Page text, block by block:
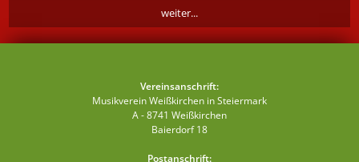
Vereinsanschrift:
Musikverein Weißkirchen in Steiermark
A - 8741 Weißkirchen
Baierdorf 18
Postanschrift: